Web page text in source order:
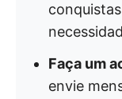
Faça um
envie